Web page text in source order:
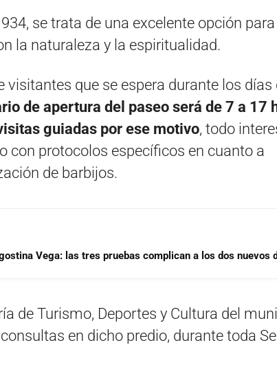
se trata de una excelente opción
la naturaleza y la espiritualidad.
visitantes que se espera durante los días
de apertura del paseo será de 7 a 17
guiadas por ese motivo, todo
con protocolos específicos en cuanto a
de barbijos.
Vega: las tres pruebas complican a los dos nuevos
de Turismo, Deportes y Cultura del
en dicho predio, durante toda